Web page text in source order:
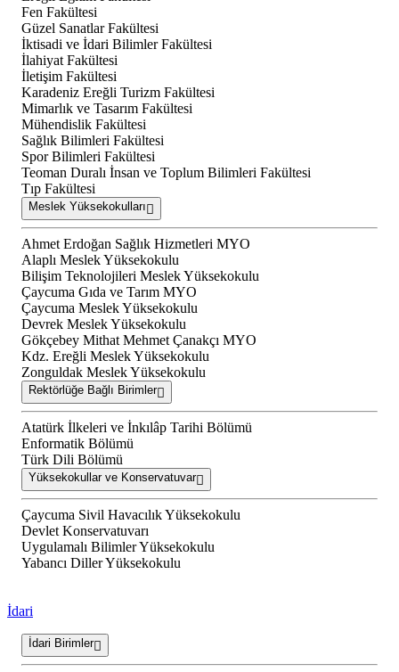
Fen Fakültesi
Güzel Sanatlar Fakültesi
İktisadi ve İdari Bilimler Fakültesi
İlahiyat Fakültesi
İletişim Fakültesi
Karadeniz Ereğli Turizm Fakültesi
Mimarlık ve Tasarım Fakültesi
Mühendislik Fakültesi
Sağlık Bilimleri Fakültesi
Spor Bilimleri Fakültesi
Teoman Duralı İnsan ve Toplum Bilimleri Fakültesi
Tıp Fakültesi
Meslek Yüksekokulları
Ahmet Erdoğan Sağlık Hizmetleri MYO
Alaplı Meslek Yüksekokulu
Bilişim Teknolojileri Meslek Yüksekokulu
Çaycuma Gıda ve Tarım MYO
Çaycuma Meslek Yüksekokulu
Devrek Meslek Yüksekokulu
Gökçebey Mithat Mehmet Çanakçı MYO
Kdz. Ereğli Meslek Yüksekokulu
Zonguldak Meslek Yüksekokulu
Rektörlüğe Bağlı Birimler
Atatürk İlkeleri ve İnkılâp Tarihi Bölümü
Enformatik Bölümü
Türk Dili Bölümü
Yüksekokullar ve Konservatuvar
Çaycuma Sivil Havacılık Yüksekokulu
Devlet Konservatuvarı
Uygulamalı Bilimler Yüksekokulu
Yabancı Diller Yüksekokulu
İdari
İdari Birimler